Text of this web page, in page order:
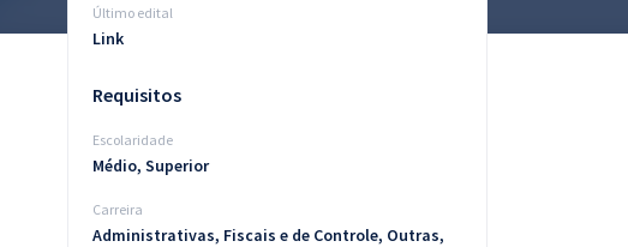
Último edital
Link
Requisitos
Escolaridade
Médio, Superior
Carreira
Administrativas, Fiscais e de Controle, Outras,